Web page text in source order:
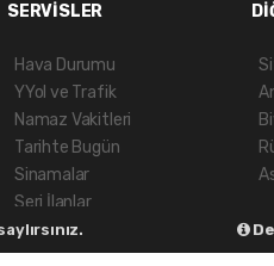
SERVİSLER
Hava Durumu
YYol ve Trafik
Namaz Vakitleri
Tarihte Bugün
Sinamalar
Seri İlanlar
Firma Rehberi
Gazete Manşetleri